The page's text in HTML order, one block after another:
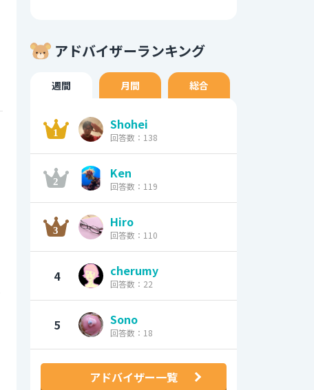
アドバイザーランキング
週間 月間 総合
Shohei
回答数：138
Ken
回答数：119
Hiro
回答数：110
4 cherumy
回答数：22
5 Sono
回答数：18
アドバイザー一覧